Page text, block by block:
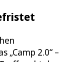
2.0“ –